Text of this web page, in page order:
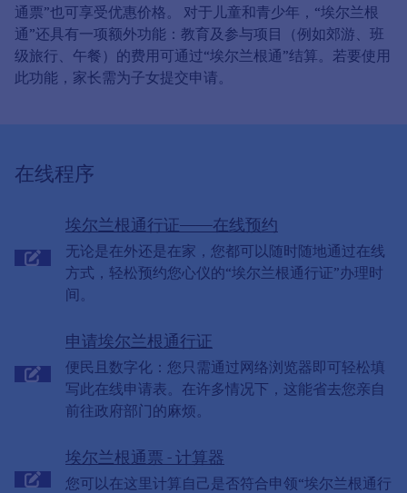
通票”也可享受优惠价格。 对于儿童和青少年，“埃尔兰根
通”还具有一项额外功能：教育及参与项目（例如郊游、班
级旅行、午餐）的费用可通过“埃尔兰根通”结算。若要使用
此功能，家长需为子女提交申请。
在线程序
埃尔兰根通行证——在线预约
无论是在外还是在家，您都可以随时随地通过在线
方式，轻松预约您心仪的“埃尔兰根通行证”办理时
间。
申请埃尔兰根通行证
便民且数字化：您只需通过网络浏览器即可轻松填
写此在线申请表。在许多情况下，这能省去您亲自
前往政府部门的麻烦。
埃尔兰根通票 - 计算器
您可以在这里计算自己是否符合申领“埃尔兰根通行